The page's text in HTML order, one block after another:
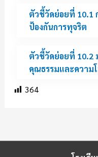
ตัวชี้วัดย่อยที่ 10.1
ป้องกันการทุจริต
ตัวชี้วัดย่อยที่ 10.2
คุณธรรมและความ
364